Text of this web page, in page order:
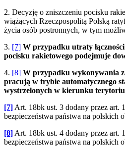
2. Decyzję o zniszczeniu pocisku
wiążących Rzeczpospolitą Polską
życia osób postronnych, w tym
3. [7] W przypadku utraty
pocisku rakietowego podejmuje
4. [8] W przypadku wykonywania
pracują w trybie automatycznego
wystrzelonych w kierunku
[7] Art. 18bk ust. 3 dodany przez art.
bezpieczeństwa państwa na polskich
[8] Art. 18bk ust. 4 dodany przez art.
bezpieczeństwa państwa na polskich